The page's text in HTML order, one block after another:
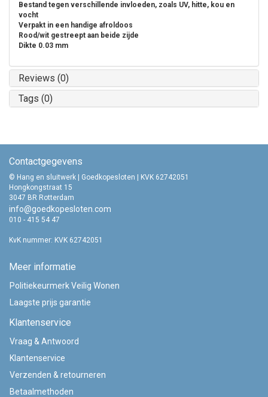
Bestand tegen verschillende invloeden, zoals UV, hitte, kou en
vocht
Verpakt in een handige afroldoos
Rood/wit gestreept aan beide zijde
Dikte 0.03 mm
Reviews (0)
Tags (0)
Contactgegevens
© Hang en sluitwerk | Goedkopesloten | KVK 62742051
Hongkongstraat 15
3047 BR Rotterdam
info@goedkopesloten.com
010 - 415 54 47
KvK nummer: KVK 62742051
Meer informatie
Politiekeurmerk Veilig Wonen
Laagste prijs garantie
Klantenservice
Vraag & Antwoord
Klantenservice
Verzenden & retourneren
Betaalmethoden